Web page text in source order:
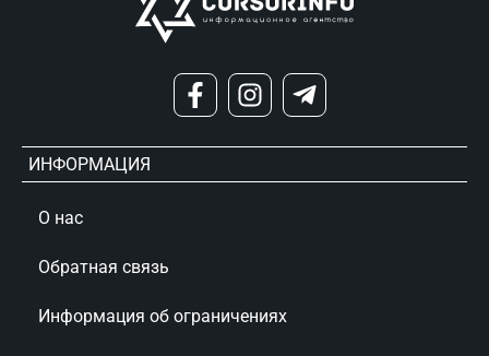
ИНФОРМАЦИЯ
О нас
Обратная связь
Информация об ограничениях